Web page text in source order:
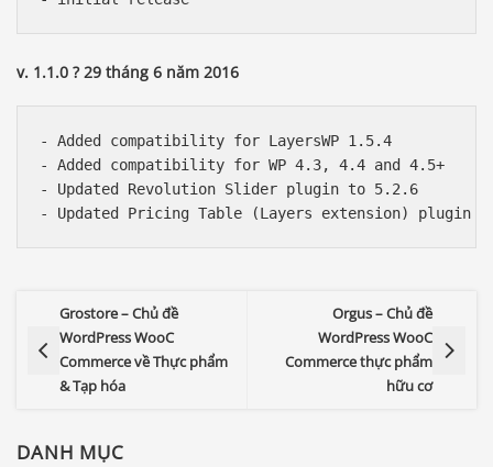
v. 1.1.0 ? 29 tháng 6 năm 2016
- Added compatibility for LayersWP 1.5.4
- Added compatibility for WP 4.3, 4.4 and 4.5+
- Updated Revolution Slider plugin to 5.2.6
- Updated Pricing Table (Layers extension) plugin
Grostore – Chủ đề
WordPress WooC
Commerce về Thực phẩm
& Tạp hóa
Orgus – Chủ đề
WordPress WooC
Commerce thực phẩm
hữu cơ
DANH MỤC